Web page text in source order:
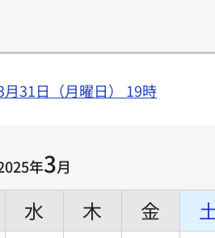
31日（月曜日） 19時
年3月
水 木 金